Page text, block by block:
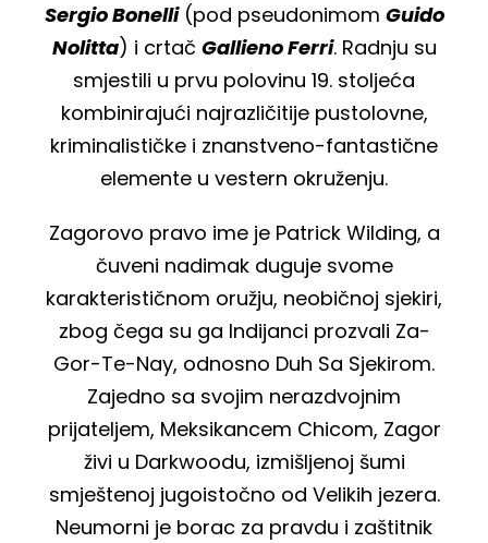
Sergio Bonelli(pod pseudonimom Guido
Nolitta) i crtač Gallieno Ferri. Radnju su
smjestili u prvu polovinu 19. stoljeća
kombinirajući najrazličitije pustolovne,
kriminalističke i znanstveno-fantastične
elemente u vestern okruženju.
Zagorovo pravo ime je Patrick Wilding, a
čuveni nadimak duguje svome
karakterističnom oružju, neobičnoj sjekiri,
zbog čega su ga Indijanci prozvali Za-
Gor-Te-Nay, odnosno Duh Sa Sjekirom.
Zajedno sa svojim nerazdvojnim
prijateljem, Meksikancem Chicom, Zagor
živi u Darkwoodu, izmišljenoj šumi
smještenoj jugoistočno od Velikih jezera.
Neumorni je borac za pravdu i zaštitnik